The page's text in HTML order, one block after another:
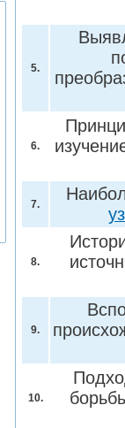
5.
6.
7.
8.
9.
10.